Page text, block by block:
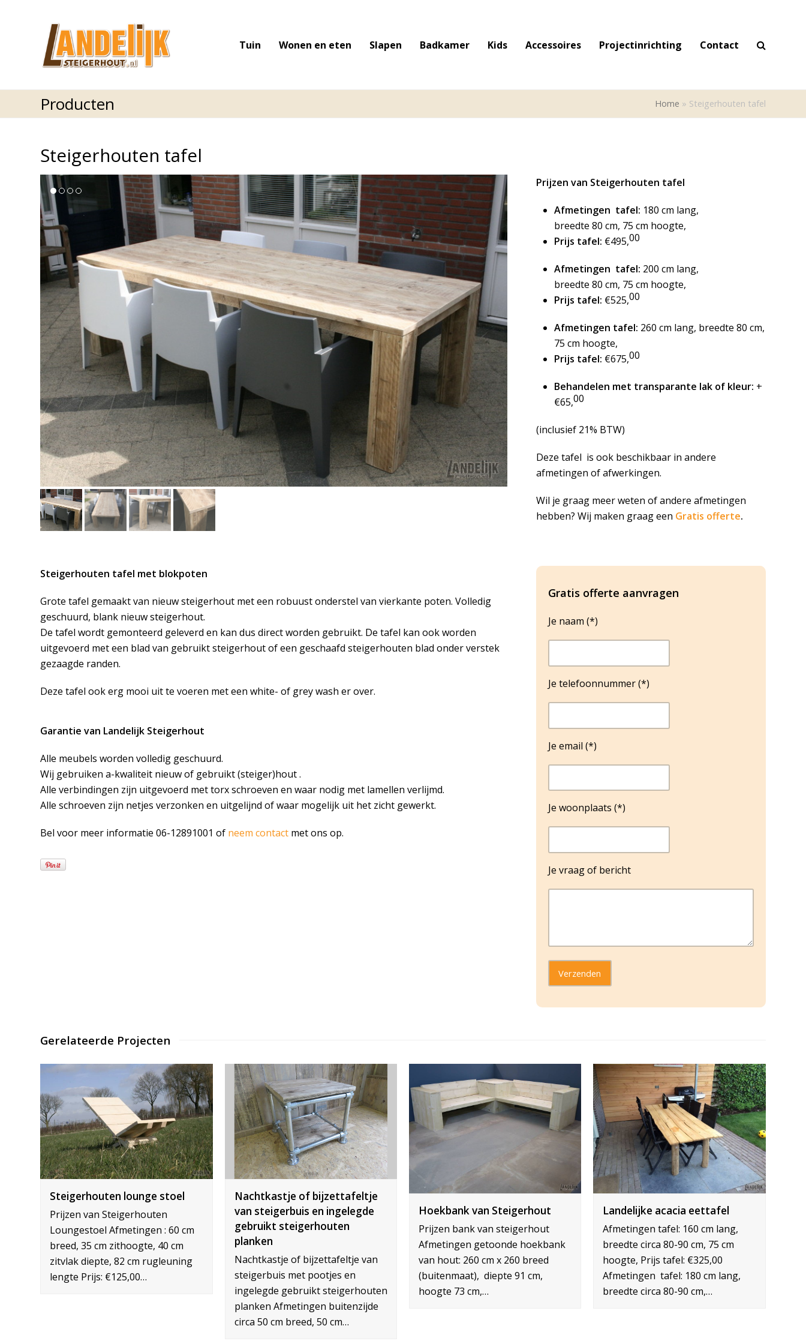
Tuin Wonen en eten Slapen Badkamer Kids Accessoires Projectinrichting Contact
Producten Home » Steigerhouten tafel
Steigerhouten tafel
Prijzen van Steigerhouten tafel
Afmetingen tafel: 180 cm lang,
breedte 80 cm, 75 cm hoogte,
Prijs tafel: €495,00
Afmetingen tafel: 200 cm lang,
breedte 80 cm, 75 cm hoogte,
Prijs tafel: €525,00
Afmetingen tafel: 260 cm lang, breedte 80 cm,
75 cm hoogte,
Prijs tafel: €675,00
Behandelen met transparante lak of kleur: +
€65,00
(inclusief 21% BTW)
Deze tafel is ook beschikbaar in andere
afmetingen of afwerkingen.
Wil je graag meer weten of andere afmetingen
hebben? Wij maken graag een Gratis offerte.
Steigerhouten tafel met blokpoten
Grote tafel gemaakt van nieuw steigerhout met een robuust onderstel van vierkante poten. Volledig
geschuurd, blank nieuw steigerhout.
De tafel wordt gemonteerd geleverd en kan dus direct worden gebruikt. De tafel kan ook worden
uitgevoerd met een blad van gebruikt steigerhout of een geschaafd steigerhouten blad onder verstek
gezaagde randen.
Deze tafel ook erg mooi uit te voeren met een white- of grey wash er over.
Garantie van Landelijk Steigerhout
Alle meubels worden volledig geschuurd.
Wij gebruiken a-kwaliteit nieuw of gebruikt (steiger)hout .
Alle verbindingen zijn uitgevoerd met torx schroeven en waar nodig met lamellen verlijmd.
Alle schroeven zijn netjes verzonken en uitgelijnd of waar mogelijk uit het zicht gewerkt.
Bel voor meer informatie 06-12891001 of neem contact met ons op.
Gratis offerte aanvragen
Je naam (*)
Je telefoonnummer (*)
Je email (*)
Je woonplaats (*)
Je vraag of bericht
Gerelateerde Projecten
Steigerhouten lounge stoel
Prijzen van Steigerhouten
Loungestoel Afmetingen : 60 cm
breed, 35 cm zithoogte, 40 cm
zitvlak diepte, 82 cm rugleuning
lengte Prijs: €125,00…
Nachtkastje of bijzettafeltje
van steigerbuis en ingelegde
gebruikt steigerhouten
planken
Nachtkastje of bijzettafeltje van
steigerbuis met pootjes en
ingelegde gebruikt steigerhouten
planken Afmetingen buitenzijde
circa 50 cm breed, 50 cm…
Hoekbank van Steigerhout
Prijzen bank van steigerhout
Afmetingen getoonde hoekbank
van hout: 260 cm x 260 breed
(buitenmaat), diepte 91 cm,
hoogte 73 cm,…
Landelijke acacia eettafel
Afmetingen tafel: 160 cm lang,
breedte circa 80-90 cm, 75 cm
hoogte, Prijs tafel: €325,00
Afmetingen tafel: 180 cm lang,
breedte circa 80-90 cm,…